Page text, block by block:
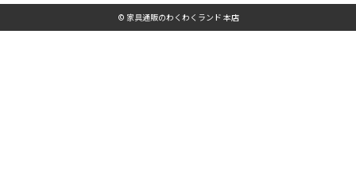
© 家具通販のわくわくランド 本店